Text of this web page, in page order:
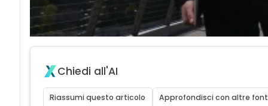
Chiedi all'AI
Riassumi questo articolo Approfondisci con altre